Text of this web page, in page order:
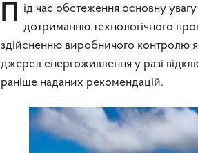
Під час обстеження основну увагу було приділено наявності необхідної документації, дотриманню технологічного
здійсненню виробничого контролю
джерел енергоживлення у разі
раніше наданих рекомендацій.